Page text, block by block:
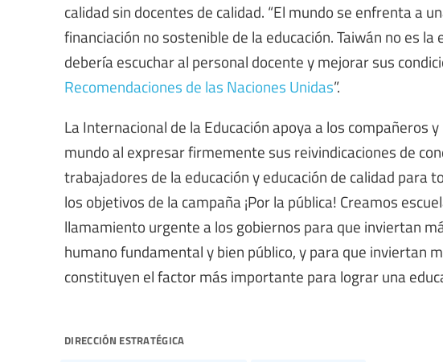
calidad sin docentes de calidad. “El mundo se enfrenta a
financiación no sostenible de la educación. Taiwán no es
debería escuchar al personal docente y mejorar sus
Recomendaciones de las Naciones Unidas”.
La Internacional de la Educación apoya a los compañeros
mundo al expresar firmemente sus reivindicaciones de
trabajadores de la educación y educación de calidad para
los objetivos de la campaña ¡Por la pública! Creamos
llamamiento urgente a los gobiernos para que inviertan
humano fundamental y bien público, y para que inviertan
constituyen el factor más importante para lograr una
dirección estratégica